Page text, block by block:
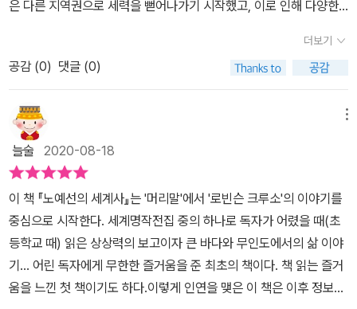
으로 재영 흑인에 대해 관심을 가지게 되고 노예제에 대한 부정적인
풍조가 생겨나게 된다. 흑인들은 자유를 얻었지만 농장에서는 노동력
을 대체할 새로운 노동력이 필요했고 이민자를 받아들이게 된다. <노
예선의 세계사>는 400년 남짓 대서양의 노예무역에 대한 역사를 읽
을 수 있다.
로빈슨 크루소의 모험에 나오는 주인공 또한 책 속에 그저 난파되어
홀로 남겨지고 무인도에서의 생활을 다룬 이야기를 중점적으로 알았
다면 주인공이 배를 타고 나선 경위의 프리퀄이라고 해도 좋을 뒤 배
준다. 이렇듯 포르투갈을 위시해 네덜란드, 영국, 프랑스가 뛰어든 노
예무역은 삼각무역의 구조를 띠면서 더욱 서 아프리카의 흑인들을 얻
게 되고 그 과정에서 흑인들을 얻기 위해 물물교환식으로 아프리카
추장들과의 거래는 아프리카의 전쟁을 유발한 요인으로 작용했다.
한편 노예선을 운영하기 위해서 다른 직업들을 가진 사람들, 선장, 선
의, 선원, 항해사들의 조합이 한 배에 수백 명의 흑인들을 싣고 출항해
북남미의 사탕수수나 커피농장으로 팔려 나가기까지의 이동수단이
됐던 노예선은 그야말로 참혹한 이동 감옥이었다고 말할 수밖에 없는
아픔을 그린다. 영화에서도 등장한 꼼짝없이 누워서 쇠사슬에 묶여
은 다른 지역권으로 세력을 뻗어나가기 시작했고, 이로 인해 다양한
선의 세계사라는 말처럼, 대충 어떤 내용을 언급할지, 이해는 갈 것이
다. 서구의 관점에서 바라본 역사에 대해 통렬한 비판적 목소리를 낼
수도 있고, 그들을 옹호하며 역사의 흐름으로 묻어 둘 수도 있는 것이
다.​이처럼, 역사는 단면적으로 바라볼 수도 있고 이를 통해 역사적 교
훈이나 현대적 관점으로 해석하며 보편적 인권에 대해 공감하며 다시
는 일어나지 않아야 하는 중대 사건으로 받아들이기도 한다. 책에서
도 노예제도, 노예무역, 노예 자체를 언급하며 서구의 관점에서 시작
되었고, 여전히 많은 문제들을 낳고 있는 노예문제를 통해 세계사를
바라보고 있다. 누군가의 탐욕과 욕망을 실현하기 위해 수많은 사람
들이 동원되었고, 그들은 인간 이하의 취급을 받으면서 모진 노역에
동원된 것이다. ​서구가 자랑했던 우수한 문화와 군사력, 우월하다고
믿었던 그들의 피부색이 말하는 가치가 무엇인지, 우리는 책을 읽으
더보기
공감 (0) 댓글 (0)
늘술 2020-08-18
이 책 『노예선의 세계사』는 '머리말'에서 '로빈슨 크루소'의 이야기를
중심으로 시작한다. 세계명작전집 중의 하나로 독자가 어렸을 때(초
등학교 때) 읽은 상상력의 보고이자 큰 바다와 무인도에서의 삶 이야
기... 어린 독자에게 무한한 즐거움을 준 최초의 책이다. 책 읽는 즐거
움을 느낀 첫 책이기도 하다.이렇게 인연을 맺은 이 책은 이후 정보화